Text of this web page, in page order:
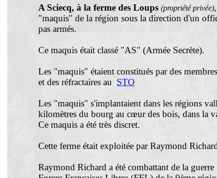
A Sciecq, à la ferme des Loups (propriété privée)
"maquis" de la région sous la direction d'un
pas armés.
Ce maquis était classé "AS" (Armée Secrète).
Les "maquis" étaient constitués par des
et des réfractaires au STO
Les "maquis" s'implantaient dans les régions
kilomètres du bourg au cœur des bois, dans la
Ce maquis a été très discret.
Cette ferme était exploitée par Raymond
Raymond Richard a été combattant de la